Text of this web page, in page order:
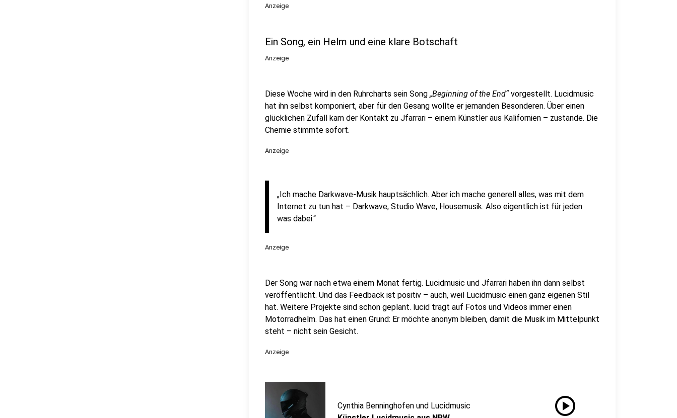
Anzeige
Ein Song, ein Helm und eine klare Botschaft
Anzeige
Diese Woche wird in den Ruhrcharts sein Song „Beginning of the End“vorgestellt. Lucidmusic
hat ihn selbst komponiert, aber für den Gesang wollte er jemanden Besonderen. Über einen
glücklichen Zufall kam der Kontakt zu Jfarrari – einem Künstler aus Kalifornien – zustande. Die
Chemie stimmte sofort.
Anzeige
„Ich mache Darkwave-Musik hauptsächlich. Aber ich mache generell alles, was mit dem
Internet zu tun hat – Darkwave, Studio Wave, Housemusik. Also eigentlich ist für jeden
was dabei.“
Anzeige
Der Song war nach etwa einem Monat fertig. Lucidmusic und Jfarrari haben ihn dann selbst
veröffentlicht. Und das Feedback ist positiv – auch, weil Lucidmusic einen ganz eigenen Stil
hat. Weitere Projekte sind schon geplant. lucid trägt auf Fotos und Videos immer einen
Motorradhelm. Das hat einen Grund: Er möchte anonym bleiben, damit die Musik im Mittelpunkt
steht – nicht sein Gesicht.
Anzeige
Cynthia Benninghofen und Lucidmusic
play_circle